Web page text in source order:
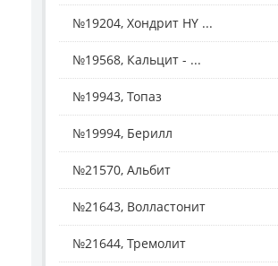
№19204, Хондрит HY ...
№19568, Кальцит - ...
№19943, Топаз
№19994, Берилл
№21570, Альбит
№21643, Волластонит
№21644, Тремолит